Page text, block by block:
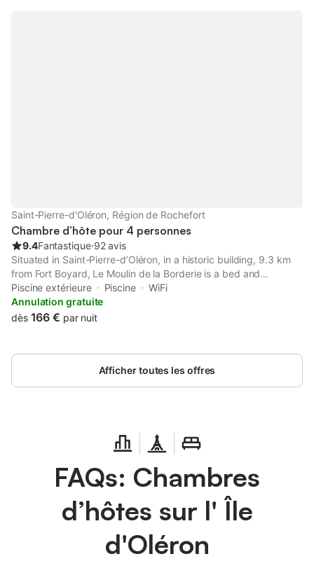
Saint-Pierre-d'Oléron, Région de Rochefort
Chambre d’hôte pour 4 personnes
9.4Fantastique⋅92 avis
Situated in Saint-Pierre-dʼOléron, in a historic building, 9.3 km
from Fort Boyard, Le Moulin de la Borderie is a bed and
breakfast with an open-air bath and garden. There is an in-
house restaurant and free private parking.
Piscine extérieure Piscine
WiFi
Annulation gratuite
dès 166 € par nuit
Afficher toutes les offres
FAQs: Chambres
d’hôtes sur l' Île
d'Oléron